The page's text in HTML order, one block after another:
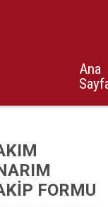
Ana
FORMU